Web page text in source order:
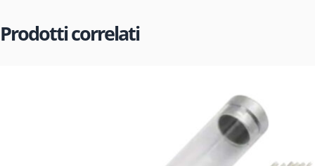
Prodotti correlati